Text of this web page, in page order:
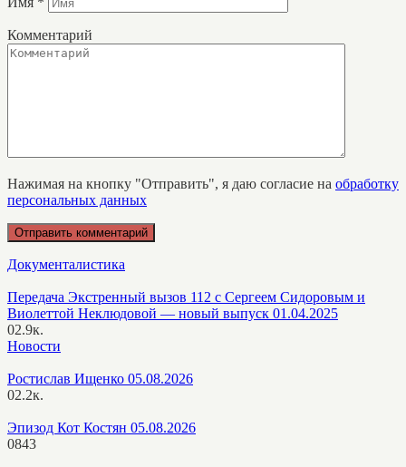
Комментарий
Нажимая на кнопку "Отправить", я даю согласие на обработку
персональных данных
Документалистика
Передача Экстренный вызов 112 с Сергеем Сидоровым и
Виолеттой Неклюдовой — новый выпуск 01.04.2025
02.9к.
Новости
Ростислав Ищенко 05.08.2026
02.2к.
Эпизод Кот Костян 05.08.2026
0843